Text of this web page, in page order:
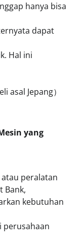
hanya bisa
dapat
Hal ini
asal Jepang）
yang
peralatan
Bank,
kebutuhan
perusahaan